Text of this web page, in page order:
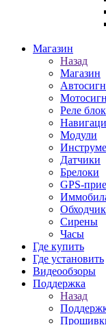
Магазин
Назад
Магазин
Реле
Модули
Датчики
Брелоки
GPS-
Сирены
Часы
Где купить
Где установить
Видеообзоры
Поддержка
Назад